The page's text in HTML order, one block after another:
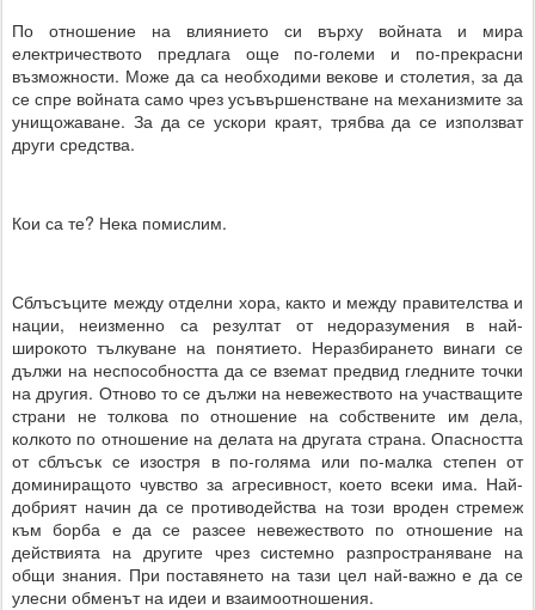
По отношение на влиянието си върху войната и мира
електричеството предлага още по-големи и по-прекрасни
възможности. Може да са необходими векове и столетия, за да
се спре войната само чрез усъвършенстване на механизмите за
унищожаване. За да се ускори краят, трябва да се използват
други средства.
Кои са те? Нека помислим.
Сблъсъците между отделни хора, както и между правителства и
нации, неизменно са резултат от недоразумения в най-
широкото тълкуване на понятието. Неразбирането винаги се
дължи на неспособността да се вземат предвид гледните точки
на другия. Отново то се дължи на невежеството на участващите
страни не толкова по отношение на собствените им дела,
колкото по отношение на делата на другата страна. Опасността
от сблъсък се изостря в по-голяма или по-малка степен от
доминиращото чувство за агресивност, което всеки има. Най-
добрият начин да се противодейства на този вроден стремеж
към борба е да се разсее невежеството по отношение на
действията на другите чрез системно разпространяване на
общи знания. При поставянето на тази цел най-важно е да се
улесни обменът на идеи и взаимоотношения.